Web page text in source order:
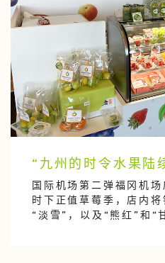
“九州的时令水果陆
国际机场第二弹福冈机场
时下正值草莓季，店内
“淡雪”，以及“熊红”和“